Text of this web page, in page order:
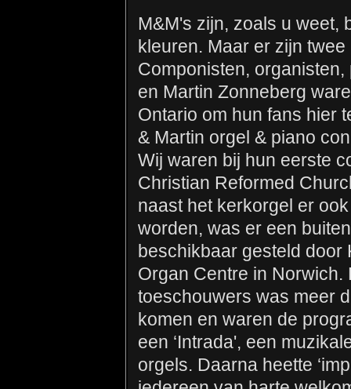
M&M's zijn, zoals u weet,
kleuren. Maar er zijn
Componisten,
en Martin Zonneberg
Ontario om hun fans hier
& Martin orgel & piano
Wij waren bij hun eerste
Christian Reformed
naast het kerkorgel er
worden, was er een
beschikbaar gesteld door
Organ Centre in
toeschouwers was meer
komen en waren de
een ‘Intrada', een
orgels. Daarna heette